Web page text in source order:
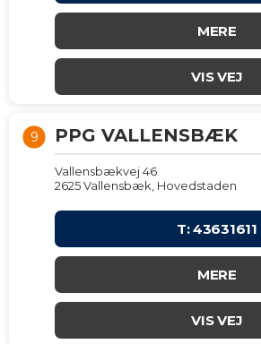
MERE
VIS VEJ
9 PPG VALLENSBÆK
Vallensbækvej 46
2625 Vallensbæk, Hovedstaden
T: 43631611
MERE
VIS VEJ